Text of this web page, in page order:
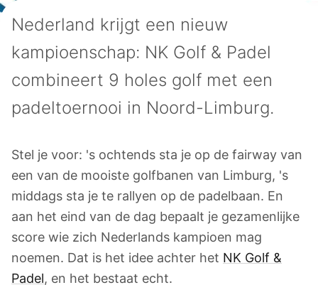
Nederland krijgt een nieuw
kampioenschap: NK Golf & Padel
combineert 9 holes golf met een
padeltoernooi in Noord-Limburg.
Stel je voor: 's ochtends sta je op de fairway van
een van de mooiste golfbanen van Limburg, 's
middags sta je te rallyen op de padelbaan. En
aan het eind van de dag bepaalt je gezamenlijke
score wie zich Nederlands kampioen mag
noemen. Dat is het idee achter het NK Golf &
Padel, en het bestaat echt.